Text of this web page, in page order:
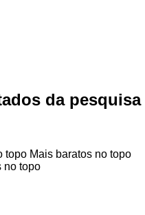
da pesquisa
topo Mais baratos no topo
no topo